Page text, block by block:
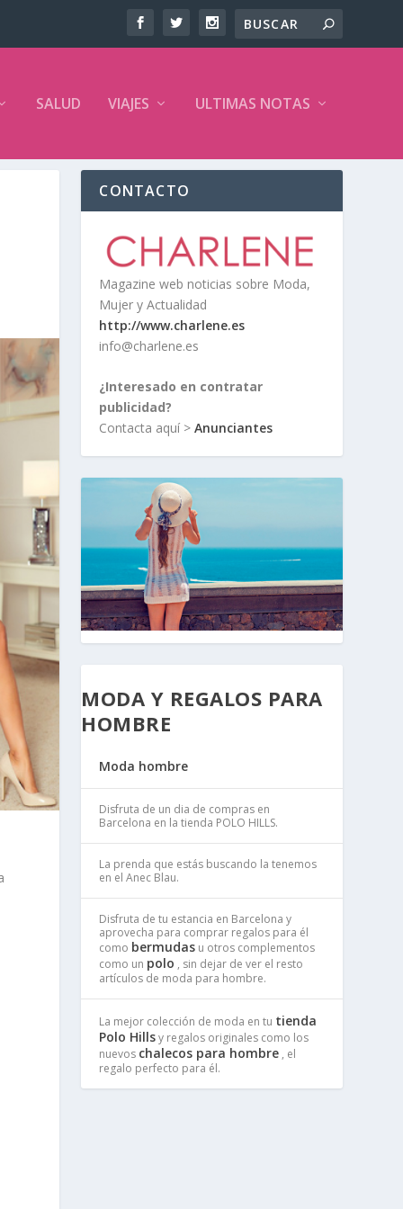
SALUD VIAJES ULTIMAS NOTAS
CONTACTO
Magazine web noticias sobre Moda,
Mujer y Actualidad
http://www.charlene.es
info@charlene.es
¿Interesado en contratar
publicidad?
Contacta aquí >Anunciantes
MODA Y REGALOS PARA
HOMBRE
Moda hombre
Disfruta de un dia de compras en
Barcelona en la tienda POLO HILLS.
La prenda que estás buscando la tenemos
en el Anec Blau.
Disfruta de tu estancia en Barcelona y
aprovecha para comprar regalos para él
como bermudas u otros complementos
como un polo , sin dejar de ver el resto
artículos de moda para hombre.
La mejor colección de moda en tu tienda
Polo Hillsy regalos originales como los
nuevos chalecos para hombre , el
regalo perfecto para él.